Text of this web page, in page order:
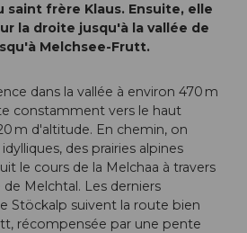
saint frère Klaus. Ensuite, elle
la droite jusqu'à la vallée de
Melchsee-Frutt.
dans la vallée à environ 470 m
constamment vers le haut
m d'altitude. En chemin, on
des prairies alpines
le cours de la Melchaa à travers
Melchtal. Les derniers
Stöckalp suivent la route bien
récompensée par une pente